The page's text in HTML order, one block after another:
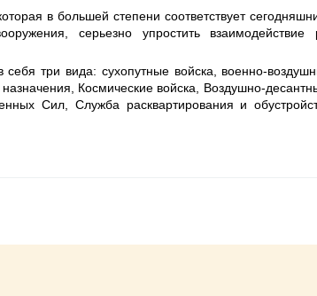
в большей степени соответствует
серьезно упростить взаимодействие
три вида: сухопутные войска, военно-
Космические войска, Воздушно-
Сил, Служба расквартирования и